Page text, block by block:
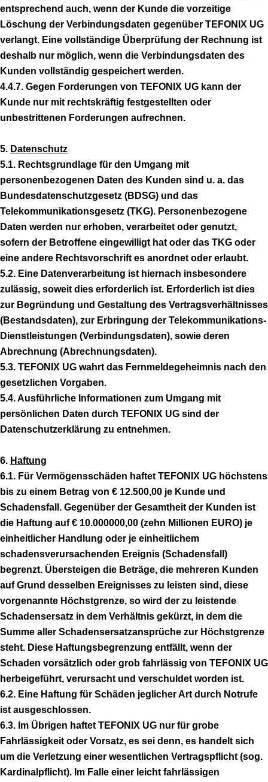
entsprechend auch, wenn der Kunde die vorzeitige
Löschung der Verbindungsdaten gegenüber TEFONIX UG
verlangt. Eine vollständige Überprüfung der Rechnung ist
deshalb nur möglich, wenn die Verbindungsdaten des
Kunden vollständig gespeichert werden.
4.4.7. Gegen Forderungen von TEFONIX UG kann der
Kunde nur mit rechtskräftig festgestellten oder
unbestrittenen Forderungen aufrechnen.
5. Datenschutz
5.1. Rechtsgrundlage für den Umgang mit
personenbezogenen Daten des Kunden sind u. a. das
Bundesdatenschutzgesetz (BDSG) und das
Telekommunikationsgesetz (TKG). Personenbezogene
Daten werden nur erhoben, verarbeitet oder genutzt,
sofern der Betroffene eingewilligt hat oder das TKG oder
eine andere Rechtsvorschrift es anordnet oder erlaubt.
5.2. Eine Datenverarbeitung ist hiernach insbesondere
zulässig, soweit dies erforderlich ist. Erforderlich ist dies
zur Begründung und Gestaltung des Vertragsverhältnisses
(Bestandsdaten), zur Erbringung der Telekommunikations-
Dienstleistungen (Verbindungsdaten), sowie deren
Abrechnung (Abrechnungsdaten).
5.3. TEFONIX UG wahrt das Fernmeldegeheimnis nach den
gesetzlichen Vorgaben.
5.4. Ausführliche Informationen zum Umgang mit
persönlichen Daten durch TEFONIX UG sind der
Datenschutzerklärung zu entnehmen.
6. Haftung
6.1. Für Vermögensschäden haftet TEFONIX UG höchstens
bis zu einem Betrag von € 12.500,00 je Kunde und
Schadensfall. Gegenüber der Gesamtheit der Kunden ist
die Haftung auf € 10.000000,00 (zehn Millionen EURO) je
einheitlicher Handlung oder je einheitlichem
schadensverursachenden Ereignis (Schadensfall)
begrenzt. Übersteigen die Beträge, die mehreren Kunden
auf Grund desselben Ereignisses zu leisten sind, diese
vorgenannte Höchstgrenze, so wird der zu leistende
Schadensersatz in dem Verhältnis gekürzt, in dem die
Summe aller Schadensersatzansprüche zur Höchstgrenze
steht. Diese Haftungsbegrenzung entfällt, wenn der
Schaden vorsätzlich oder grob fahrlässig von TEFONIX UG
herbeigeführt, verursacht und verschuldet worden ist.
6.2. Eine Haftung für Schäden jeglicher Art durch Notrufe
ist ausgeschlossen.
6.3. Im Übrigen haftet TEFONIX UG nur für grobe
Fahrlässigkeit oder Vorsatz, es sei denn, es handelt sich
um die Verletzung einer wesentlichen Vertragspflicht (sog.
Kardinalpflicht). Im Falle einer leicht fahrlässigen